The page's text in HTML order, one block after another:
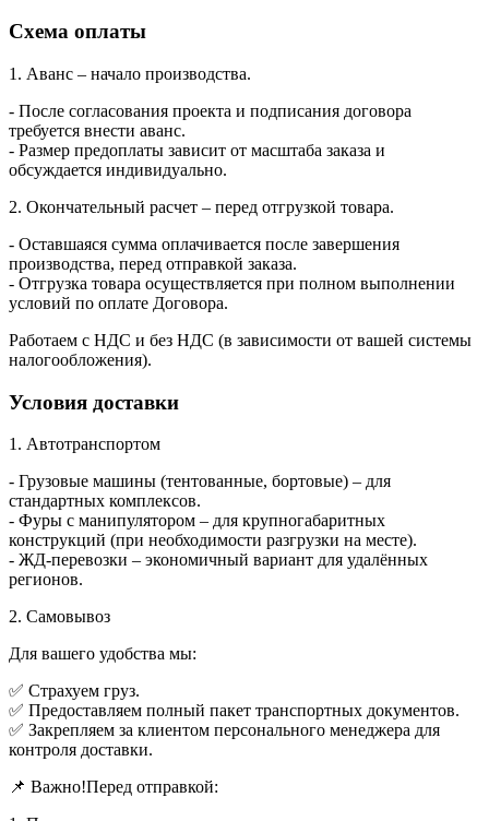
Схема оплаты
1. Аванс – начало производства.
- После согласования проекта и подписания договора
требуется внести аванс.
- Размер предоплаты зависит от масштаба заказа и
обсуждается индивидуально.
2. Окончательный расчет – перед отгрузкой товара.
- Оставшаяся сумма оплачивается после завершения
производства, перед отправкой заказа.
- Отгрузка товара осуществляется при полном выполнении
условий по оплате Договора.
Работаем с НДС и без НДС (в зависимости от вашей системы
налогообложения).
Условия доставки
1. Автотранспортом
- Грузовые машины (тентованные, бортовые) – для
стандартных комплексов.
- Фуры с манипулятором – для крупногабаритных
конструкций (при необходимости разгрузки на месте).
- ЖД-перевозки – экономичный вариант для удалённых
регионов.
2. Самовывоз
Для вашего удобства мы:
✅ Страхуем груз.
✅ Предоставляем полный пакет транспортных документов.
✅ Закрепляем за клиентом персонального менеджера для
контроля доставки.
📌 Важно!Перед отправкой: